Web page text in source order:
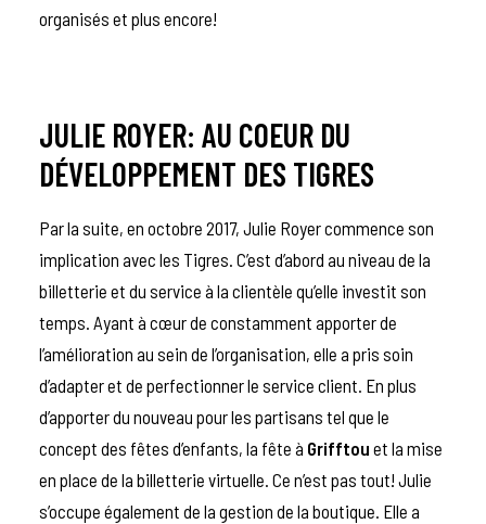
organisés et plus encore!
JULIE ROYER: AU COEUR DU
DÉVELOPPEMENT DES TIGRES
Par la suite, en octobre 2017, Julie Royer commence son
implication avec les Tigres. C’est d’abord au niveau de la
billetterie et du service à la clientèle qu’elle investit son
temps. Ayant à cœur de constamment apporter de
l’amélioration au sein de l’organisation, elle a pris soin
d’adapter et de perfectionner le service client. En plus
d’apporter du nouveau pour les partisans tel que le
concept des fêtes d’enfants, la fête à Grifftou et la mise
en place de la billetterie virtuelle. Ce n’est pas tout! Julie
s’occupe également de la gestion de la boutique. Elle a